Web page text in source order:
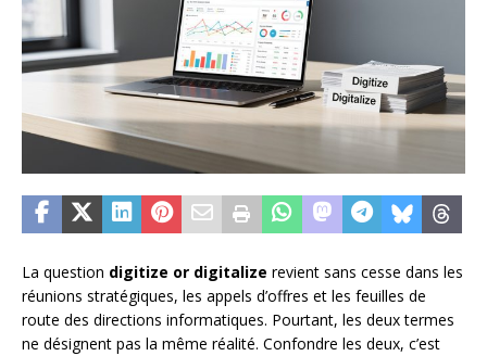
La question digitize or digitalize revient sans cesse dans les
réunions stratégiques, les appels d’offres et les feuilles de
route des directions informatiques. Pourtant, les deux termes
ne désignent pas la même réalité. Confondre les deux, c’est